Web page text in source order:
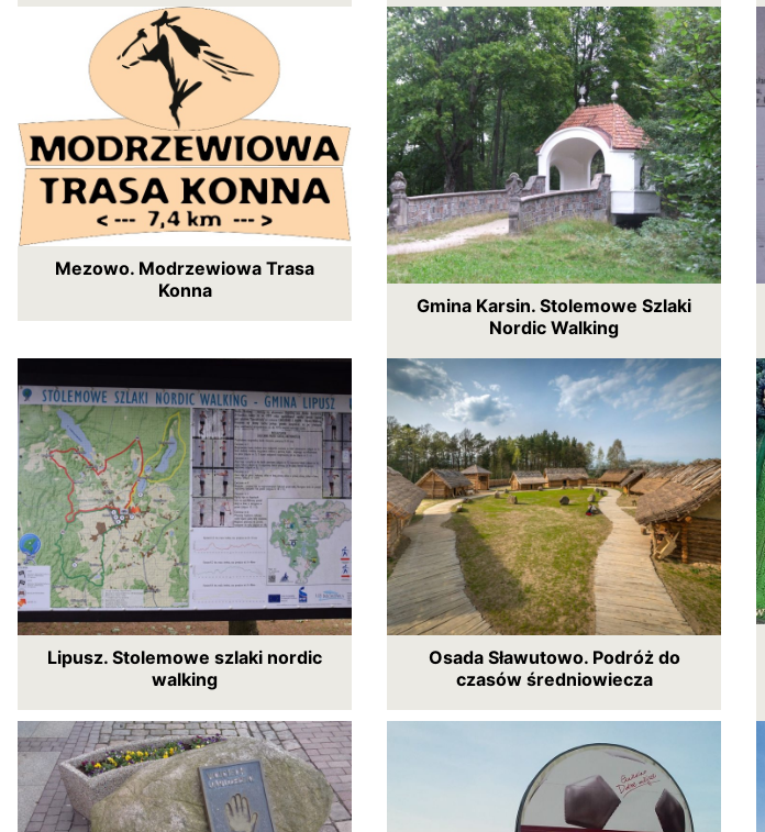
Mezowo. Modrzewiowa Trasa
Konna
Gmina Karsin. Stolemowe Szlaki
Nordic Walking
Lipusz. Stolemowe szlaki nordic
walking
Osada Sławutowo. Podróż do
czasów średniowiecza